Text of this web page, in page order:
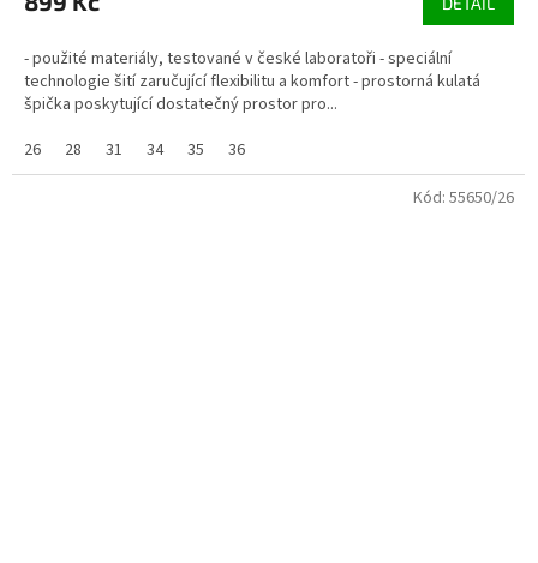
- použité materiály, testované v české laboratoři - speciální
technologie šití zaručující flexibilitu a komfort - prostorná kulatá
špička poskytující dostatečný prostor pro...
26
28 31 34 35 36
Kód: 55650/26